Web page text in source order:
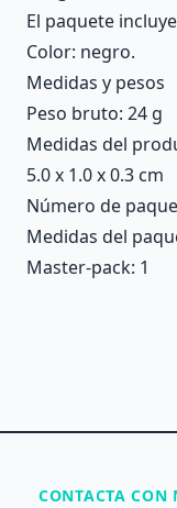
El paquete
Color: negro.
Medidas y pesos
Peso bruto: 24 g
Medidas del
5.0 x 1.0 x 0.3 cm
Número de
Medidas del
Master-pack: 1
CONTACTA CON